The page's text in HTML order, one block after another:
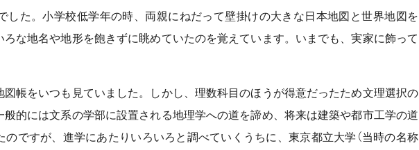
した。小学校低学年の時、両親にねだって壁掛けの大きな日本地図と世界地図を
な地名や地形を飽きずに眺めていたのを覚えています。いまでも、実家に飾って
帳をいつも見ていました。しかし、理数科目のほうが得意だったため文理選択の
的には文系の学部に設置される地理学への道を諦め、将来は建築や都市工学の道
ですが、進学にあたりいろいろと調べていくうちに、東京都立大学（当時の名称